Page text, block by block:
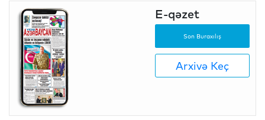
E-qəzet
Son Buraxılış
Arxivə Keç